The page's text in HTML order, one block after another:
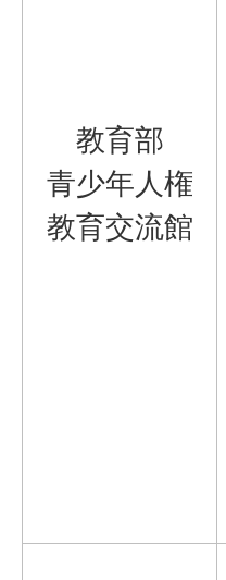
教育部
青少年人権
教育交流館